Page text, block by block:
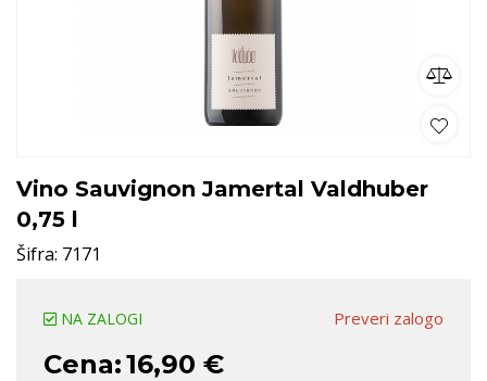
Vino Sauvignon Jamertal Valdhuber
0,75 l
Šifra: 7171
Preveri zalogo
NA ZALOGI
Cena:16,90 €